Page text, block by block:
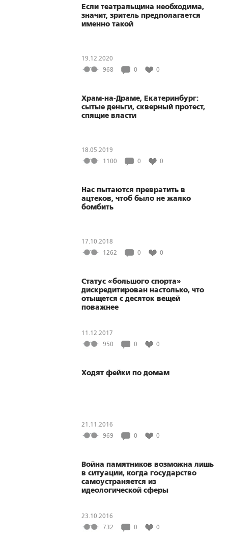
Если театральщина необходима,
значит, зритель предполагается
именно такой
19.12.2020
968
0 0
Храм-на-Драме, Екатеринбург:
сытые деньги, скверный протест,
спящие власти
18.05.2019
1100
0 0
Нас пытаются превратить в
ацтеков, чтоб было не жалко
бомбить
17.10.2018
1262
0 0
Статус «большого спорта»
дискредитирован настолько, что
отыщется с десяток вещей
поважнее
11.12.2017
950
0 0
Ходят фейки по домам
21.11.2016
969
0 0
Война памятников возможна лишь
в ситуации, когда государство
самоустраняется из
идеологической сферы
23.10.2016
732
0 0